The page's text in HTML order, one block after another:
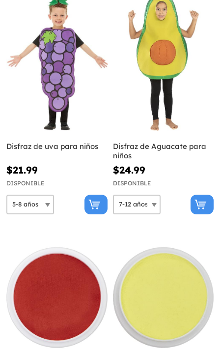
Disfraz de uva para niños
$21.99
DISPONIBLE
Disfraz de Aguacate para
niños
$24.99
DISPONIBLE